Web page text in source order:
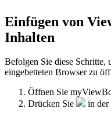
Einfügen von
Inhalten
Befolgen Sie diese Schritte,
eingebetteten Browser zu
Öffnen Sie
Drücken Sie
in der